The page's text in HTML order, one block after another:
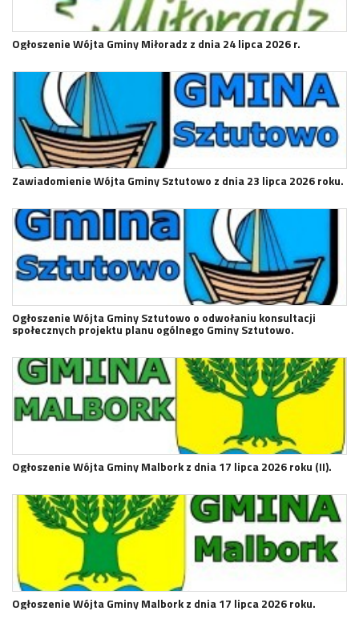
Ogłoszenie Wójta Gminy Miłoradz z dnia 24 lipca 2026 r.
Zawiadomienie Wójta Gminy Sztutowo z dnia 23 lipca 2026 roku.
Ogłoszenie Wójta Gminy Sztutowo o odwołaniu konsultacji
społecznych projektu planu ogólnego Gminy Sztutowo.
Ogłoszenie Wójta Gminy Malbork z dnia 17 lipca 2026 roku (II).
Ogłoszenie Wójta Gminy Malbork z dnia 17 lipca 2026 roku.